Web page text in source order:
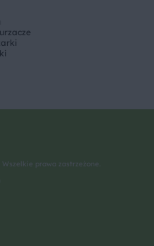
prawa zastrzeżone.